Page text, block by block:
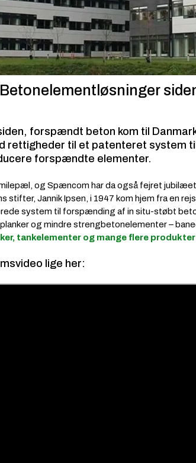
forspændt beton kom til
rettigheder til et patenteret system
forspændte elementer.
og Spæncom har da også fejret
stifter, Jannik Ipsen, i 1947 kom hjem fra en
system til forspænding af in situ-støbt
og mindre strengbetonelementer –
tankelementer og mange flere
lige her: